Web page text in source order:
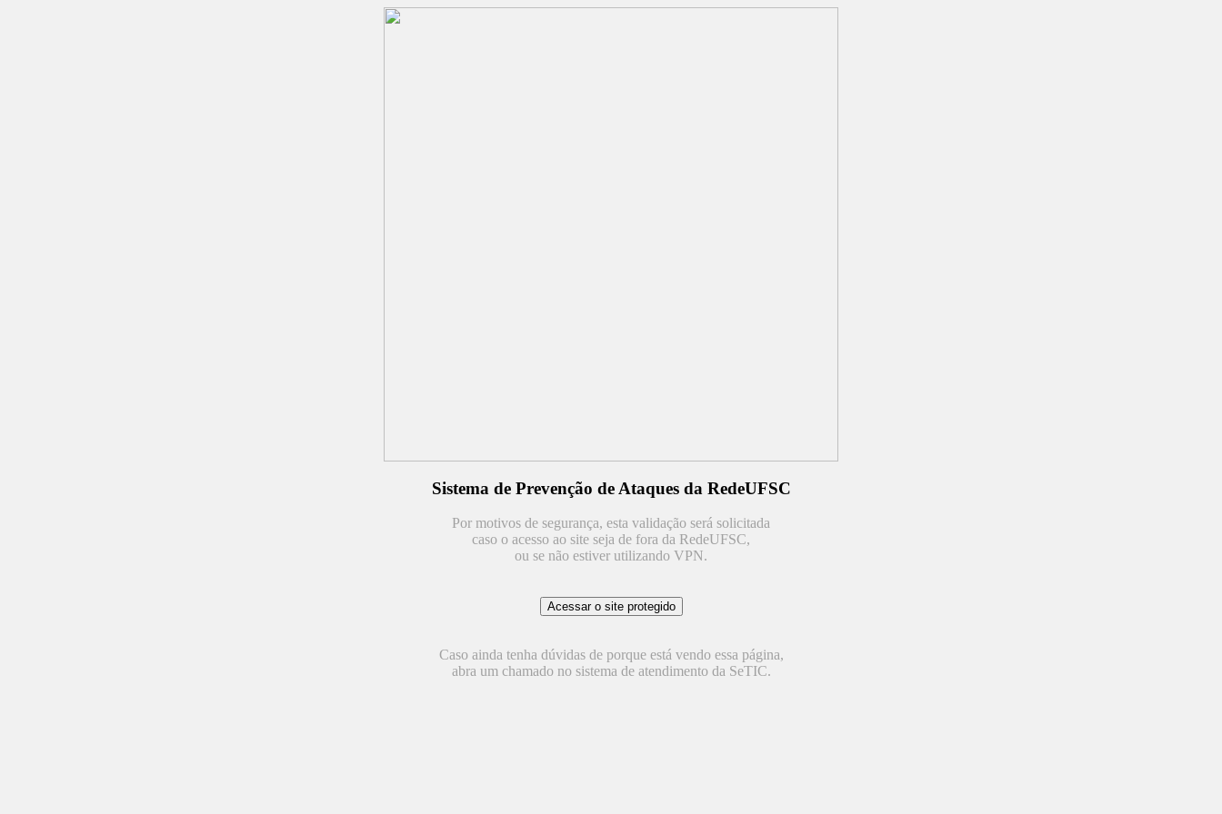
Sistema de Prevenção de Ataques da RedeUFSC
Por motivos de segurança, esta validação será solicitada
caso o acesso ao site seja de fora da RedeUFSC,
ou se não estiver utilizando VPN.
Caso ainda tenha dúvidas de porque está vendo essa página,
abra um chamado no sistema de atendimento da SeTIC.